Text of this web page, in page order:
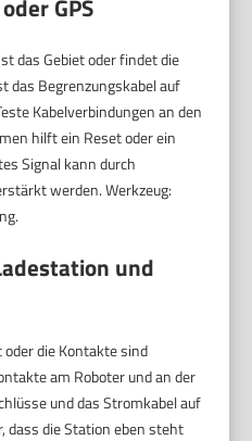
GPS
das Gebiet oder findet die
das Begrenzungskabel auf
Kabelverbindungen an den
hilft ein Reset oder ein
Signal kann durch
werden. Werkzeug:
und
die Kontakte sind
am Roboter und an der
und das Stromkabel auf
dass die Station eben steht